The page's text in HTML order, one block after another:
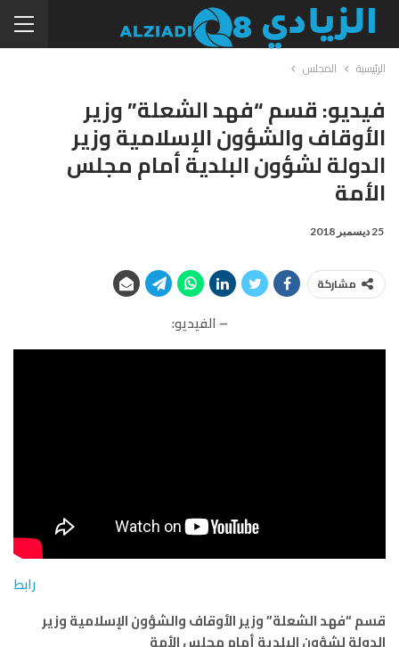
الرئيسية المجلس
فيديو: قسم “فهد الشعلة” وزير
الأوقاف والشؤون الإسلامية وزير
الدولة لشؤون البلدية أمام مجلس
الأمة
25 ديسمبر 2018
مشاركة
– الفيديو:
رابط
قسم “فهد الشعلة” وزير الأوقاف والشؤون الإسلامية وزير